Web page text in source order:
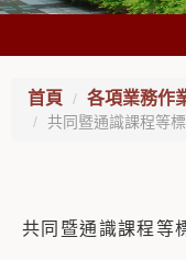
首頁 各項業務作
共同暨通識課程等
共同暨通識課程等